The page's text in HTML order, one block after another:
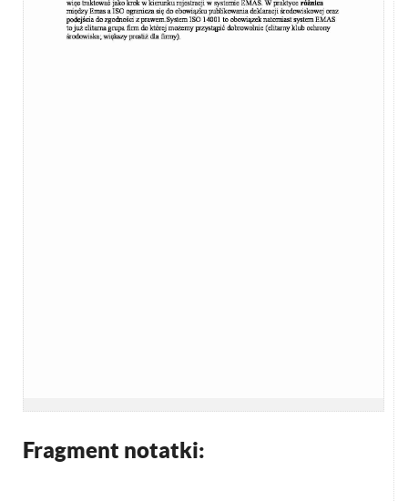
Fragment notatki: